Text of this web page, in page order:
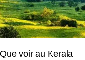
Que voir au Kerala